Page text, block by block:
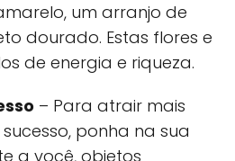
um arranjo de
dourado. Estas flores e
de energia e riqueza.
– Para atrair mais
ponha na sua
a você, objetos